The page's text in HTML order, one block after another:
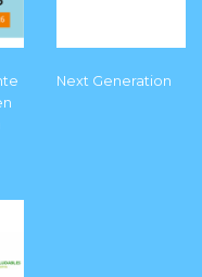
Next Generation